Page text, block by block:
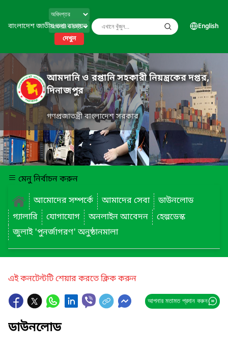
বাংলাদেশ জাতীয় তথ্য বাতায়ন
দেখুন
English
আমদানি ও রপ্তানি সহকারী নিয়ন্ত্রকের দপ্তর,
দিনাজপুর
গণপ্রজাতন্ত্রী বাংলাদেশ সরকার
মেনু নির্বাচন করুন
আমোদের সম্পর্কে
আমাদের সেবা
ডাউনলোড
গ্যালারি
যোগাযোগ অনলাইন আবেদন
হেল্পডেস্ক
জুলাই 'পুনর্জাগরণ' অনুষ্ঠানমালা
এই কনটেন্টটি শেয়ার করতে ক্লিক করুন
আপনার মতামত প্রদান করুন
ডাউনলোড